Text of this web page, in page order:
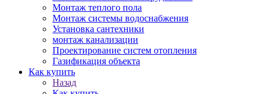
Монтаж теплого пола
Монтаж системы водоснабжения
Установка сантехники
монтаж канализации
Проектирование систем отопления
Газификация объекта
Как купить
Назад